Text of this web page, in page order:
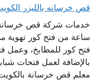
قص خرسانه بالليزر الكويت 65932555 فتح كور
ساعة من فتح كور تهوية
فتح كور للمطابخ، وعمل
بالإضافة لعمل فتحات
معلم قص خرسانة